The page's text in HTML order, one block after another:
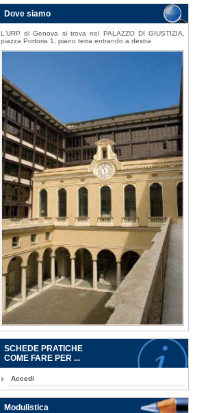
Dove siamo
L'URP di Genova si trova nel PALAZZO DI GIUSTIZIA,
piazza Portoria 1, piano terra entrando a destra
SCHEDE PRATICHE
COME FARE PER ...
Accedi
Modulistica